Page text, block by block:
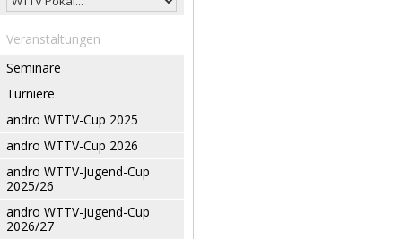
Veranstaltungen
Seminare
Turniere
andro WTTV-Cup 2025
andro WTTV-Cup 2026
andro WTTV-Jugend-Cup
2025/26
andro WTTV-Jugend-Cup
2026/27